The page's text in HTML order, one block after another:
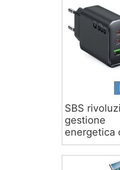
SBS
gestione
energetica